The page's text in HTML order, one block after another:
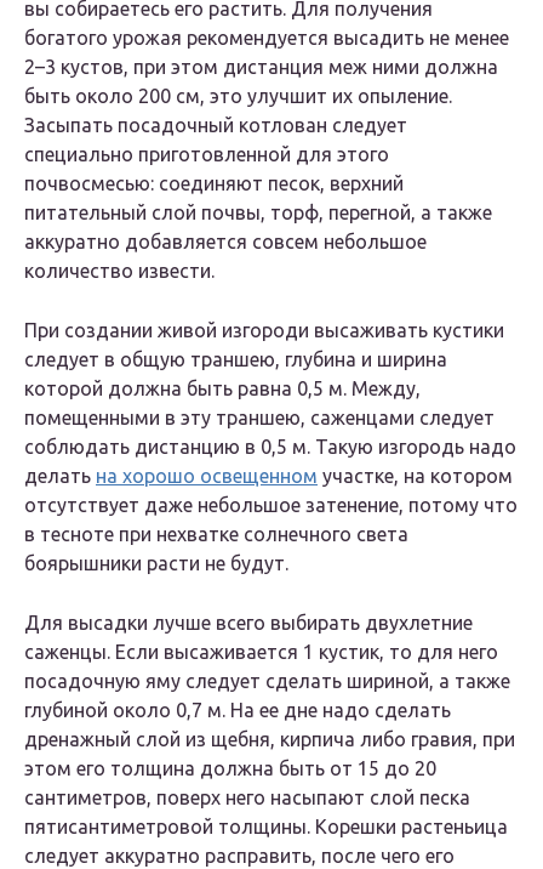
вы собираетесь его растить. Для получения
богатого урожая рекомендуется высадить не менее
2–3 кустов, при этом дистанция меж ними должна
быть около 200 см, это улучшит их опыление.
Засыпать посадочный котлован следует
специально приготовленной для этого
почвосмесью: соединяют песок, верхний
питательный слой почвы, торф, перегной, а также
аккуратно добавляется совсем небольшое
количество извести.
При создании живой изгороди высаживать кустики
следует в общую траншею, глубина и ширина
которой должна быть равна 0,5 м. Между,
помещенными в эту траншею, саженцами следует
соблюдать дистанцию в 0,5 м. Такую изгородь надо
делать на хорошо освещенном участке, на котором
отсутствует даже небольшое затенение, потому что
в тесноте при нехватке солнечного света
боярышники расти не будут.
Для высадки лучше всего выбирать двухлетние
саженцы. Если высаживается 1 кустик, то для него
посадочную яму следует сделать шириной, а также
глубиной около 0,7 м. На ее дне надо сделать
дренажный слой из щебня, кирпича либо гравия, при
этом его толщина должна быть от 15 до 20
сантиметров, поверх него насыпают слой песка
пятисантиметровой толщины. Корешки растеньица
следует аккуратно расправить, после чего его